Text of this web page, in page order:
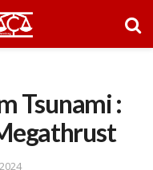
Tsunami :